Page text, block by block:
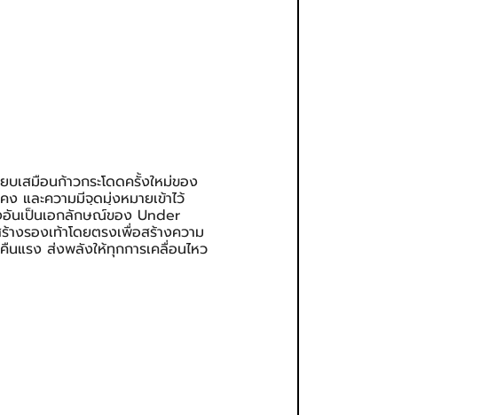
เสมือนก้าวกระโดดครั้งใหม่ของ
และความมีจุดมุ่งหมายเข้าไว้
อันเป็นเอกลักษณ์ของ Under
งรองเท้าโดยตรงเพื่อสร้างความ
นแรง ส่งพลังให้ทุกการเคลื่อนไหว